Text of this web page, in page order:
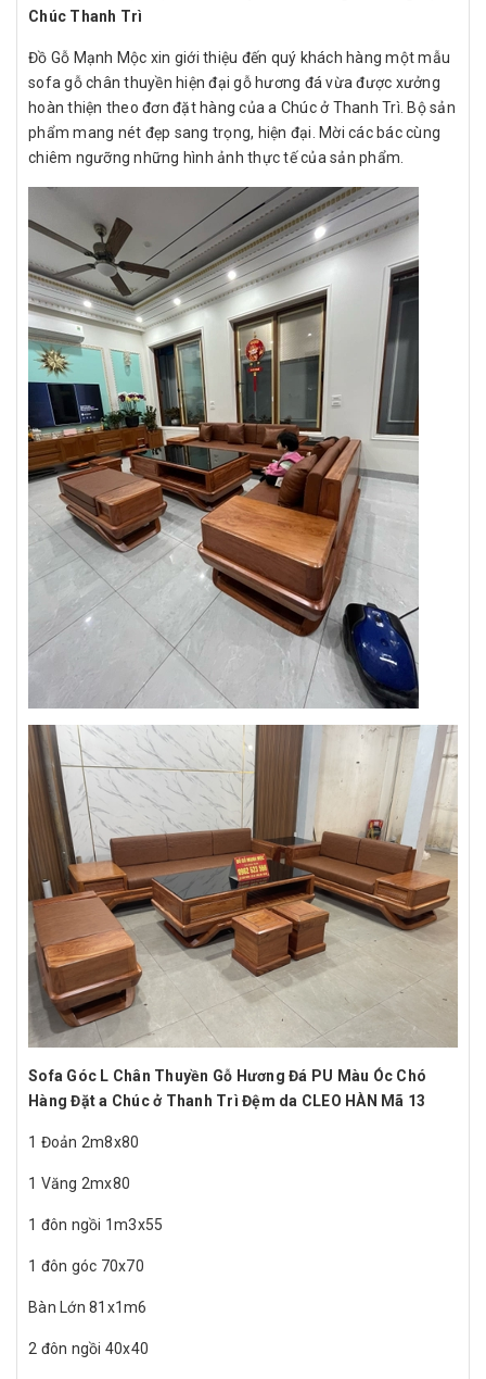
Chúc Thanh Trì
Đồ Gỗ Mạnh Mộc xin giới thiệu đến quý khách hàng một mẫu
sofa gỗ chân thuyền hiện đại gỗ hương đá vừa được xưởng
hoàn thiện theo đơn đặt hàng của a Chúc ở Thanh Trì. Bộ sản
phẩm mang nét đẹp sang trọng, hiện đại. Mời các bác cùng
chiêm ngưỡng những hình ảnh thực tế của sản phẩm.
Sofa Góc L Chân Thuyền Gỗ Hương Đá PU Màu Óc Chó
Hàng Đặt a Chúc ở Thanh Trì Đệm da CLEO HÀN Mã 13
1 Đoản 2m8x80
1 Văng 2mx80
1 đôn ngồi 1m3x55
1 đôn góc 70x70
Bàn Lớn 81x1m6
2 đôn ngồi 40x40